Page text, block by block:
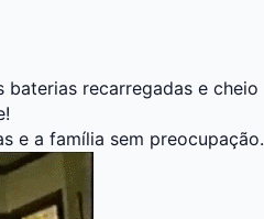
recarregadas e cheio
e a família sem preocupação.